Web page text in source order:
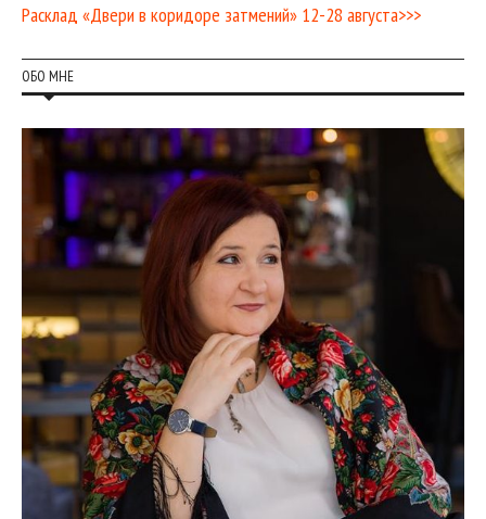
Расклад «Двери в коридоре затмений» 12-28 августа>>>
ОБО МНЕ